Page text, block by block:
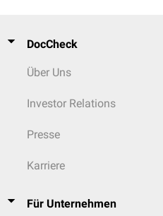
DocCheck
Über Uns
Investor Relations
Presse
Karriere
Für Unternehmen